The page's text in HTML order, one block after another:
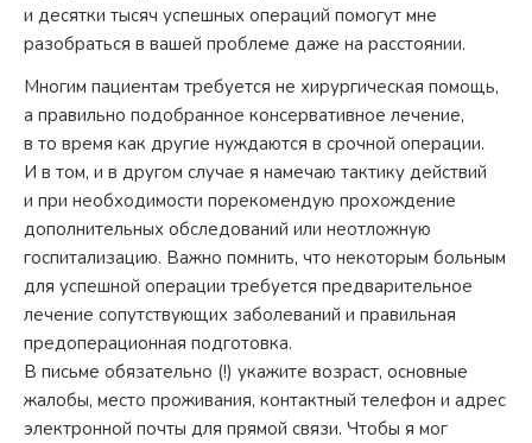
и десятки тысяч успешных операций помогут мне
разобраться в вашей проблеме даже на расстоянии.
Многим пациентам требуется не хирургическая помощь,
а правильно подобранное консервативное лечение,
в то время как другие нуждаются в срочной операции.
И в том, и в другом случае я намечаю тактику действий
и при необходимости порекомендую прохождение
дополнительных обследований или неотложную
госпитализацию. Важно помнить, что некоторым больным
для успешной операции требуется предварительное
лечение сопутствующих заболеваний и правильная
предоперационная подготовка.
В письме обязательно (!) укажите возраст, основные
жалобы, место проживания, контактный телефон и адрес
электронной почты для прямой связи. Чтобы я мог